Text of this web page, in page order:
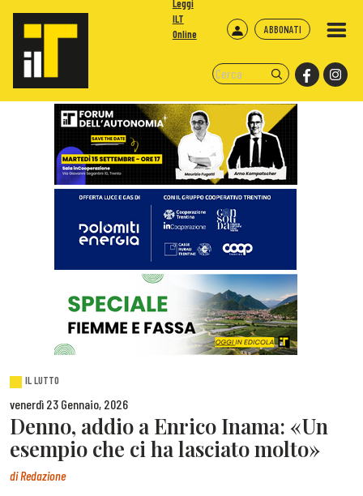
ABBONATI
Leggi
ILT
Online
IL LUTTO
venerdì 23 Gennaio, 2026
Denno, addio a Enrico Inama: «Un
esempio che ci ha lasciato molto»
diRedazione